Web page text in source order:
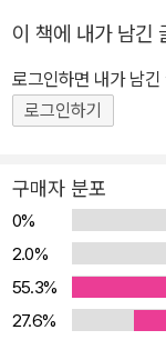
어떤 말투로 부르는
을지 등을 물어보세요
마음일지도 생각해
이 책에 내가 남긴
로그인하면 내가 남
로그인하기
구매자 분포
0%
2.0%
55.3%
27.6%